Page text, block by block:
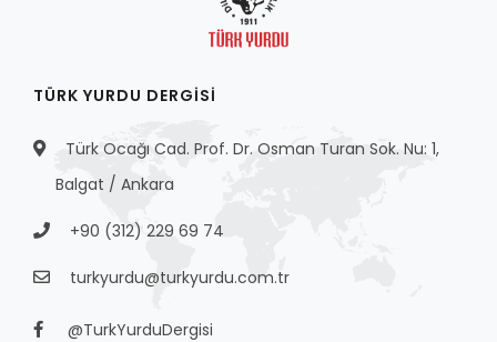
TÜRK YURDU DERGISI
Türk Ocağı Cad. Prof. Dr. Osman Turan Sok. Nu: 1,
Balgat / Ankara
+90 (312) 229 69 74
turkyurdu@turkyurdu.com.tr
@TurkYurduDergisi